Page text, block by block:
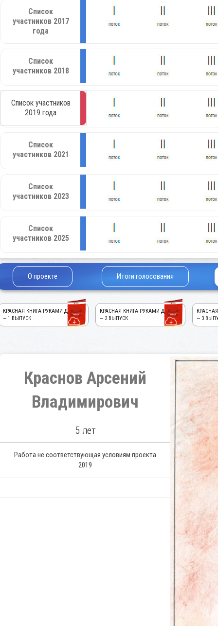
Список
участников 2017
года
Список
участников 2018
Список участников
2019 года
Список
участников 2021
Список
участников 2023
Список
участников 2025
О проекте Итоги голосования
КРАСНАЯ КНИГА РУКАМИ ДЕТЕЙ!
— 1 ВЫПУСК
КРАСНАЯ КНИГА РУКАМИ ДЕТЕЙ!
— 2 ВЫПУСК
— 3
Краснов Арсений
Владимирович
5 лет
Работа не соответствующая условиям проекта
2019